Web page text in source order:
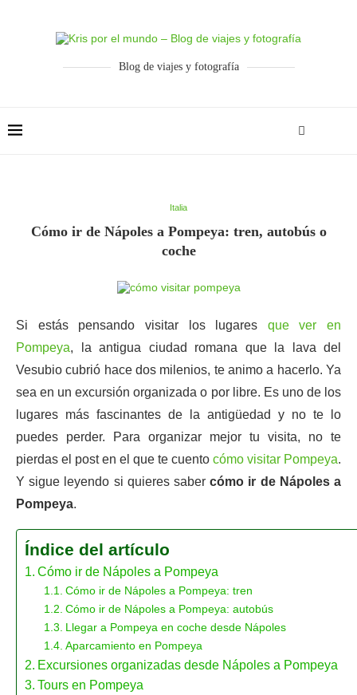
Blog de viajes y fotografía
Italia
Cómo ir de Nápoles a Pompeya: tren, autobús o
coche
Si estás pensando visitar los lugares que ver en
Pompeya, la antigua ciudad romana que la lava del
Vesubio cubrió hace dos milenios, te animo a hacerlo. Ya
sea en un excursión organizada o por libre. Es uno de los
lugares más fascinantes de la antigüedad y no te lo
puedes perder. Para organizar mejor tu visita, no te
pierdas el post en el que te cuento cómo visitar Pompeya.
Y sigue leyendo si quieres sabercómo ir de Nápoles a
Pompeya.
Índice del artículo
Cómo ir de Nápoles a Pompeya
Cómo ir de Nápoles a Pompeya: tren
Cómo ir de Nápoles a Pompeya: autobús
Llegar a Pompeya en coche desde Nápoles
Aparcamiento en Pompeya
Excursiones organizadas desde Nápoles a Pompeya
Tours en Pompeya